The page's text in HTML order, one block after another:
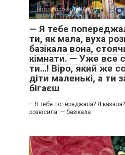
Історії про кохання
— Я тебе
ти, як мала, вуха
базікала вона,
кімнати. — Уже все
ти…! Віро, який же
діти маленькі, а ти
бігаєш
– Я тебе попереджала? Я
розвісила! — базікала